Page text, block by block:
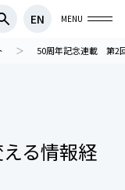
EN MENU
50周年記念連載 第2
る情報経